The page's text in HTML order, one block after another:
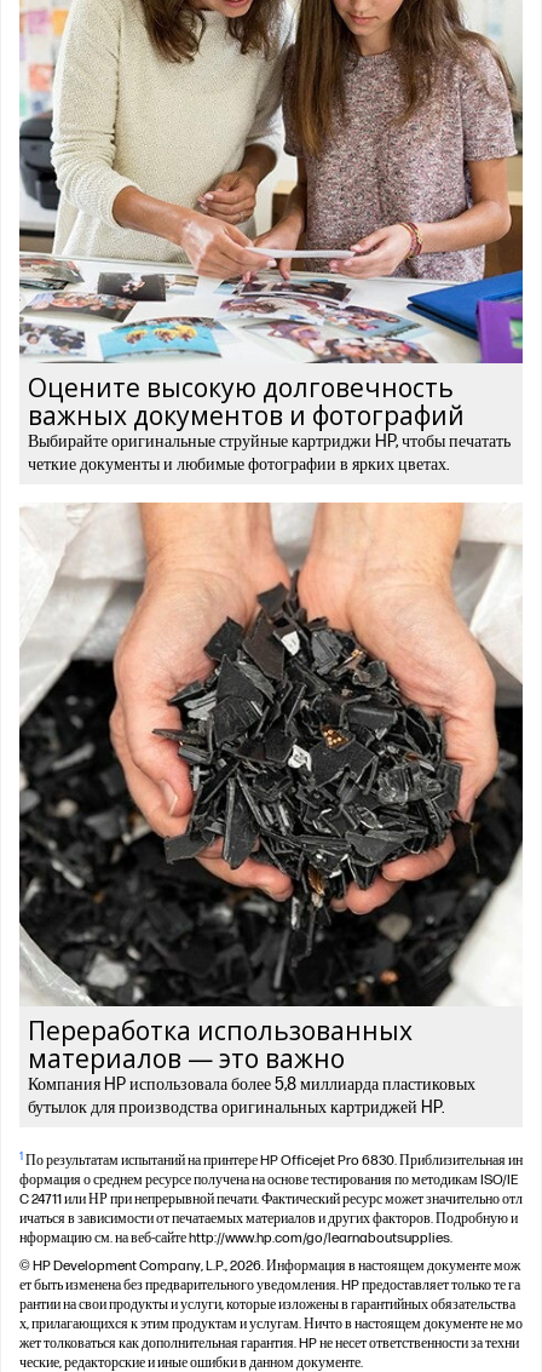
Оцените высокую долговечность
важных документов и фотографий
Выбирайте оригинальные струйные картриджи HP, чтобы печатать
четкие документы и любимые фотографии в ярких цветах.
Переработка использованных
материалов — это важно
Компания HP использовала более 5,8 миллиарда пластиковых
бутылок для производства оригинальных картриджей HP.
1 По результатам испытаний на принтере HP Officejet Pro 6830. Приблизительная ин
формация о среднем ресурсе получена на основе тестирования по методикам ISO/IE
C 24711 или НР при непрерывной печати. Фактический ресурс может значительно отл
ичаться в зависимости от печатаемых материалов и других факторов. Подробную и
нформацию см. на веб-сайте http://www.hp.com/go/learnaboutsupplies.
© HP Development Company, L.P., 2026. Информация в настоящем документе мож
ет быть изменена без предварительного уведомления. HP предоставляет только те га
рантии на свои продукты и услуги, которые изложены в гарантийных обязательства
х, прилагающихся к этим продуктам и услугам. Ничто в настоящем документе не мо
жет толковаться как дополнительная гарантия. HP не несет ответственности за техни
ческие, редакторские и иные ошибки в данном документе.